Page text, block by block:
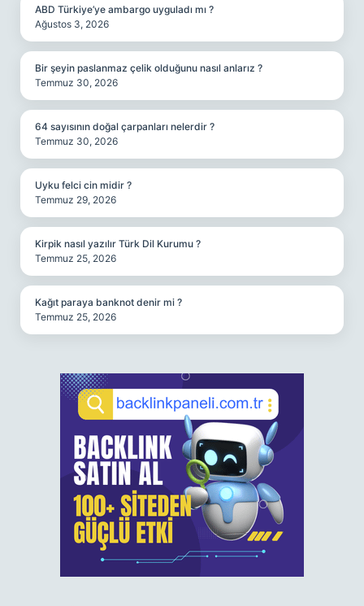
ABD Türkiye’ye ambargo uyguladı mı ?
Ağustos 3, 2026
Bir şeyin paslanmaz çelik olduğunu nasıl anlarız ?
Temmuz 30, 2026
64 sayısının doğal çarpanları nelerdir ?
Temmuz 30, 2026
Uyku felci cin midir ?
Temmuz 29, 2026
Kirpik nasıl yazılır Türk Dil Kurumu ?
Temmuz 25, 2026
Kağıt paraya banknot denir mi ?
Temmuz 25, 2026